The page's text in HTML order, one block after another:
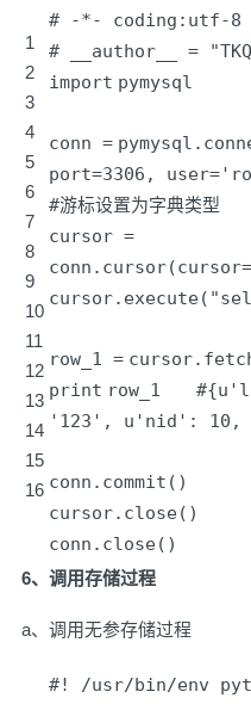
1
2
3
4
5
6
7
8
9
10
11
12
13
14
15
16
# -*- coding:utf-8
# __author__ =
import pymysql
conn =
port=3306 , user=
#游标设置为字典类型
cursor =
conn.cursor(cursor=
cursor.execute(
row_1 =
print row_1
'123', u'nid': 10,
conn.commit()
cursor.close()
conn.close()
6、调用存储过程
a、调用无参存储过程
#! /usr/bin/env